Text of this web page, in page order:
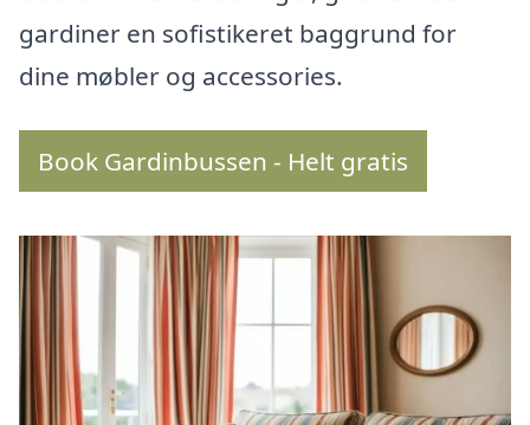
gardiner en sofistikeret baggrund for
dine møbler og accessories.
Book Gardinbussen - Helt gratis